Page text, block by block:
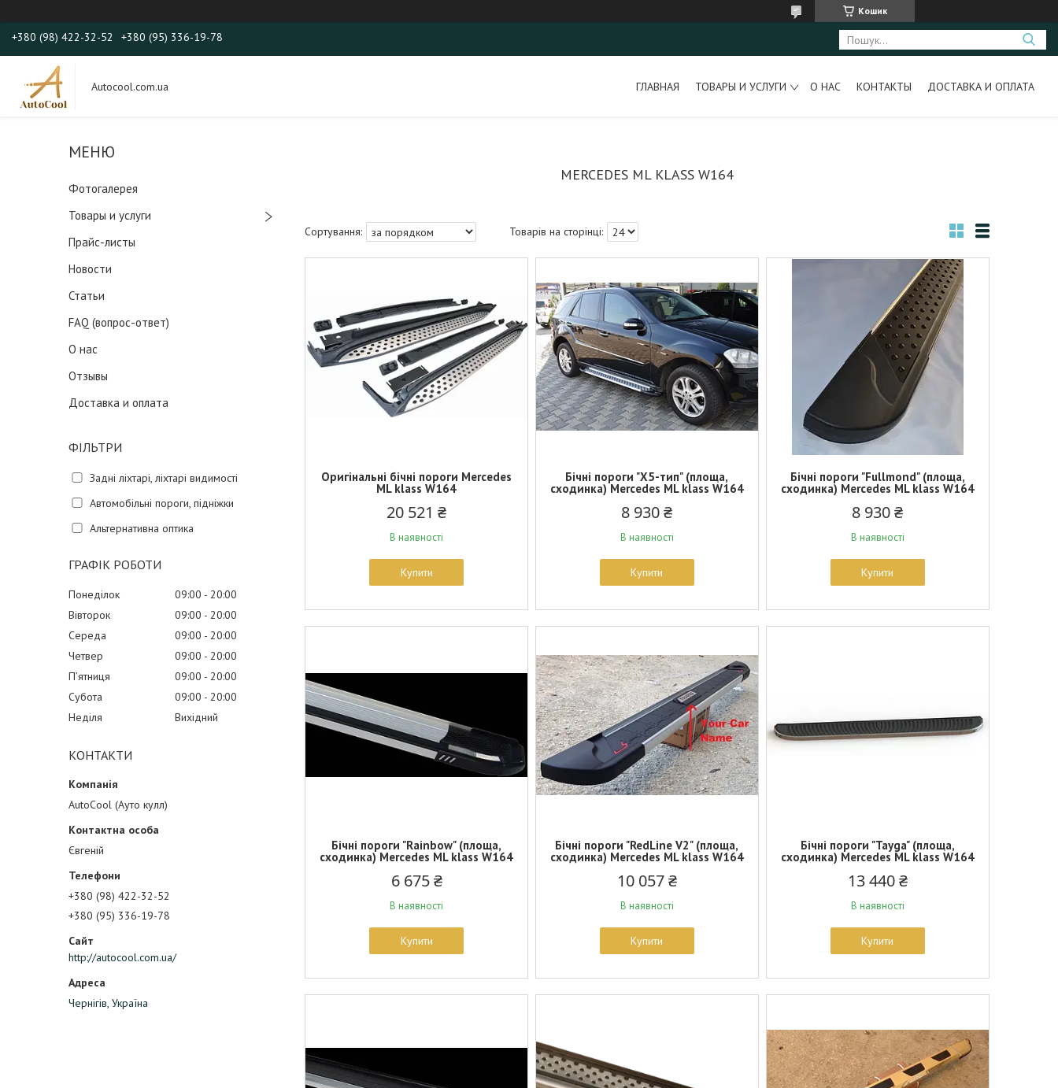
Кошик
+380 (98) 422-32-52 +380 (95) 336-19-78
Autocool.com.ua ГЛАВНАЯ ТОВАРЫ И УСЛУГИ О НАС КОНТАКТЫ ДОСТАВКА И ОПЛАТА
Фотогалерея
Товары и услуги
Прайс-листы
Новости
Статьи
FAQ (вопрос-ответ)
О нас
Отзывы
Доставка и оплата
ФІЛЬТРИ
Задні ліхтарі, ліхтарі видимості
Автомобільні пороги, підніжки
Альтернативна оптика
ГРАФІК РОБОТИ
Понеділок 09:00
20:00
Вівторок
09:00
20:00
Середа
09:00
20:00
Четвер
09:00
20:00
Пʼятниця
09:00
20:00
Субота
09:00
20:00
Неділя
Вихідний
КОНТАКТИ
AutoCool (Ауто кулл)
Євгеній
+380 (98) 422-32-52
+380 (95) 336-19-78
http://autocool.com.ua/
Чернігів, Україна
MERCEDES ML KLASS W164
Оригінальні бічні пороги Mercedes
ML klass W164
20 521 ₴
В наявності
Купити
Бічні пороги "X5-тип" (площа,
сходинка) Mercedes ML klass W164
8 930 ₴
В наявності
Купити
Бічні пороги "Fullmond" (площа,
сходинка) Mercedes ML klass W164
8 930 ₴
В наявності
Купити
Бічні пороги "Rainbow" (площа,
сходинка) Mercedes ML klass W164
6 675 ₴
В наявності
Купити
Бічні пороги "RedLine V2" (площа,
сходинка) Mercedes ML klass W164
10 057 ₴
В наявності
Купити
Бічні пороги "Tayga" (площа,
сходинка) Mercedes ML klass W164
13 440 ₴
В наявності
Купити